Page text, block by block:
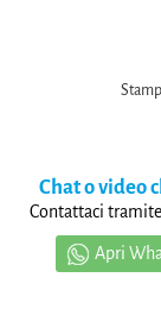
Chat o video
Contattaci
Apri